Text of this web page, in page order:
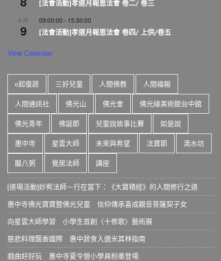
[法會活動]孝道月報恩法會 卷二/ 卷三
8 月
9
09:00:00 - 15:30:00
[法會活動]孝道月報恩法會 卷四/ 上供/卷五
View Calendar
e起復蔬 三好兒童 人間佛教 人間福報
人間通訊社 佛光山 佛光會 佛光緣美術館台中館
佛光青年 佛誕節 兒童說故事比賽 如是說
惠中寺 星雲大師 未來與希望 法寶節 滴水坊
臘八粥 覺居法師 講座
[道場活動]妙宥法師－行在當下：《大寶積經》的人間修行之道
惠中寺佛光寶寶暨佛光兒童 信仰傳承喜成觀音菩薩契子女
向星雲大師學習 小學生首創〈十修歌〉藝術展
慈悲料理飄香國際 惠中蔬食入選米其林指南
戲曲好好玩 惠中寺夏令營小學員粉墨登場